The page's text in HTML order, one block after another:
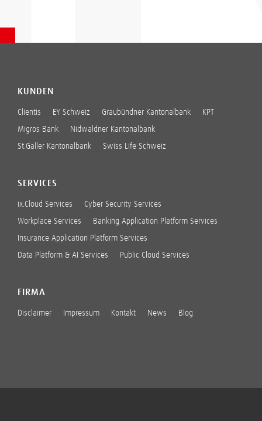
KUNDEN
Clientis EY Schweiz Graubündner Kantonalbank KPT
Migros Bank Nidwaldner Kantonalbank
St.Galler Kantonalbank Swiss Life Schweiz
SERVICES
ix.Cloud Services Cyber Security Services
Workplace Services Banking Application Platform Services
Insurance Application Platform Services
Data Platform & AI Services Public Cloud Services
FIRMA
Disclaimer Impressum Kontakt News Blog